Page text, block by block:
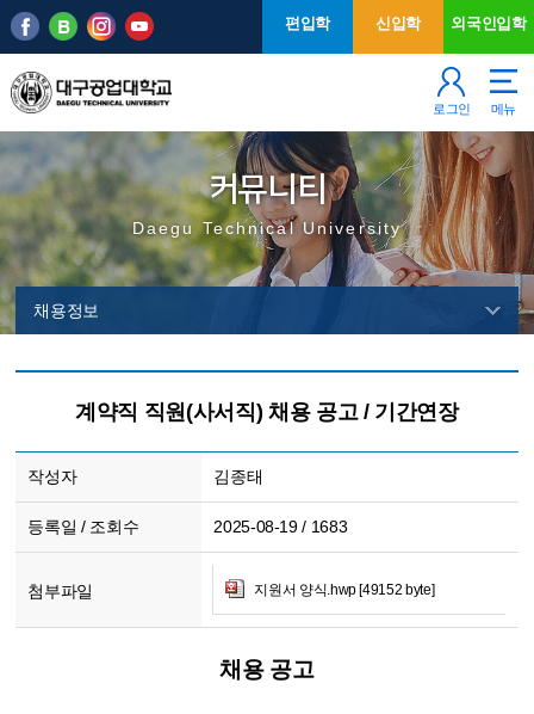
주메뉴
본문 바로가기
편입학 신입학 외국인입학
로그인 메뉴
커뮤니티
Daegu Technical University
채용정보
계약직 직원(사서직) 채용 공고 / 기간연장
작성자 김종태
등록일 / 조회수 2025-08-19 / 1683
첨부파일 지원서 양식.hwp [49152 byte]
채용 공고